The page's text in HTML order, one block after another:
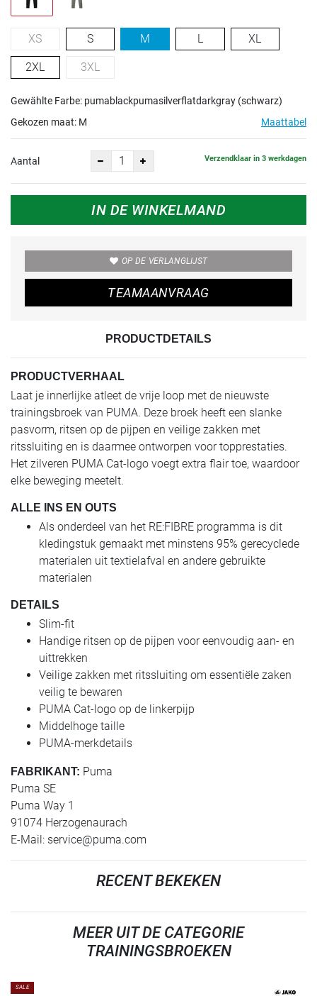
XS S M L XL
2XL 3XL
Gewählte Farbe: pumablackpumasilverflatdarkgray (schwarz)
Gekozen maat: M Maattabel
Aantal Verzendklaar in 3 werkdagen
IN DE WINKELMAND
OP DE VERLANGLIJST
TEAMAANVRAAG
PRODUCTDETAILS
PRODUCTVERHAAL
Laat je innerlijke atleet de vrije loop met de nieuwste
trainingsbroek van PUMA. Deze broek heeft een slanke
pasvorm, ritsen op de pijpen en veilige zakken met
ritssluiting en is daarmee ontworpen voor topprestaties.
Het zilveren PUMA Cat-logo voegt extra flair toe, waardoor
elke beweging meetelt.
ALLE INS EN OUTS
Als onderdeel van het RE:FIBRE programma is dit
kledingstuk gemaakt met minstens 95% gerecyclede
materialen uit textielafval en andere gebruikte
materialen
DETAILS
Slim-fit
Handige ritsen op de pijpen voor eenvoudig aan- en
uittrekken
Veilige zakken met ritssluiting om essentiële zaken
veilig te bewaren
PUMA Cat-logo op de linkerpijp
Middelhoge taille
PUMA-merkdetails
FABRIKANT: Puma
Puma SE
Puma Way 1
91074 Herzogenaurach
E-Mail: service@puma.com
RECENT BEKEKEN
MEER UIT DE CATEGORIE
TRAININGSBROEKEN
SALE